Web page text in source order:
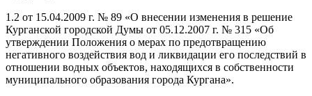
1.2 от 15.04.2009 г. № 89 «О внесении изменения в решение
Курганской городской Думы от 05.12.2007 г. № 315 «Об
утверждении Положения о мерах по предотвращению
негативного воздействия вод и ликвидации его последствий в
отношении водных объектов, находящихся в собственности
муниципального образования города Кургана».